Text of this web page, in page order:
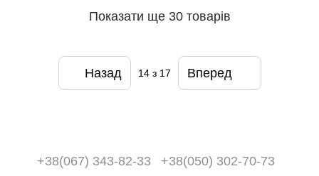
Показати ще 30 товарів
Назад 14з 17 Вперед
+38(067) 343-82-33 +38(050) 302-70-73